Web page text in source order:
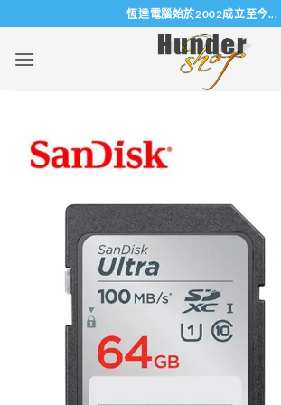
to
content
恆達電腦始於2002成立至今...